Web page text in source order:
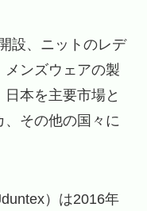
設、ニットのレデ
メンズウェアの製
本を主要市場と
、その他の国々に
）は2016年